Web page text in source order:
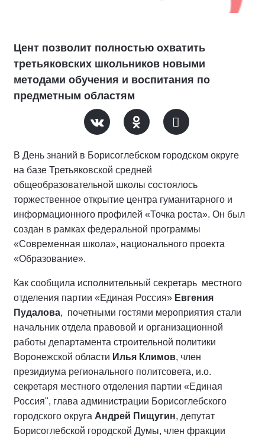
Цент позволит полностью охватить
третьяковских школьников новыми
методами обучения и воспитания по
предметным областям
В День знаний в Борисоглебском городском округе
на базе Третьяковской средней
общеобразовательной школы состоялось
торжественное открытие центра гуманитарного и
информационного профилей «Точка роста». Он был
создан в рамках федеральной программы
«Современная школа», национального проекта
«Образование».
Как сообщила исполнительный секретарь местного
отделения партии «Единая Россия» Евгения
Пудалова, почетными гостями мероприятия стали
начальник отдела правовой и организационной
работы департамента строительной политики
Воронежской области Илья Климов, член
президиума регионального политсовета, и.о.
секретаря местного отделения партии «Единая
Россия", глава администрации Борисоглебского
городского округа Андрей Пищугин, депутат
Борисоглебской городской Думы, член фракции